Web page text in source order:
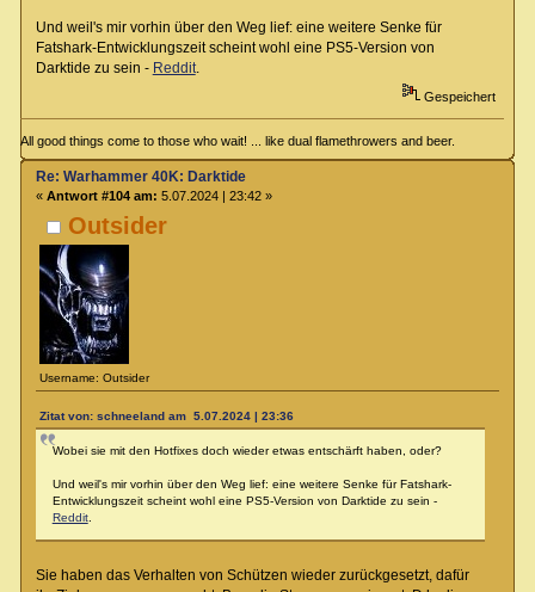
Und weil's mir vorhin über den Weg lief: eine weitere Senke für
Fatshark-Entwicklungszeit scheint wohl eine PS5-Version von
Darktide zu sein - Reddit.
Gespeichert
All good things come to those who wait! ... like dual flamethrowers and beer.
Outsider
Username: Outsider
Re: Warhammer 40K: Darktide
« Antwort #104 am: 5.07.2024 | 23:42 »
Zitat von: schneeland am 5.07.2024 | 23:36
Wobei sie mit den Hotfixes doch wieder etwas entschärft haben, oder?
Und weil's mir vorhin über den Weg lief: eine weitere Senke für Fatshark-
Entwicklungszeit scheint wohl eine PS5-Version von Darktide zu sein -
Reddit.
Sie haben das Verhalten von Schützen wieder zurückgesetzt, dafür